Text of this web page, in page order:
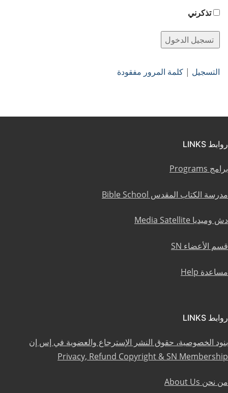
تذكرني
التسجيل | كلمة المرور مفقودة
روابط LINKS
برامج Programs
مدرسة الكتاب المقدس Bible School
دش وميديا Media Satellite
قسم الأعضاء SN
مساعدة Help
روابط LINKS
بنود الخصوصية، حقوق النشر الإسترجاع والعضوية في إس إن
Privacy, Refund Copyright & SN Membership
من نحن About Us